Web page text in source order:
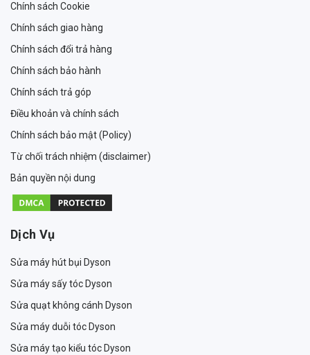
Chính sách Cookie
Chính sách giao hàng
Chính sách đổi trả hàng
Chính sách bảo hành
Chính sách trả góp
Điều khoản và chính sách
Chính sách bảo mật (Policy)
Từ chối trách nhiệm (disclaimer)
Bản quyền nội dung
Dịch Vụ
Sửa máy hút bụi Dyson
Sửa máy sấy tóc Dyson
Sửa quạt không cánh Dyson
Sửa máy duỗi tóc Dyson
Sửa máy tạo kiểu tóc Dyson